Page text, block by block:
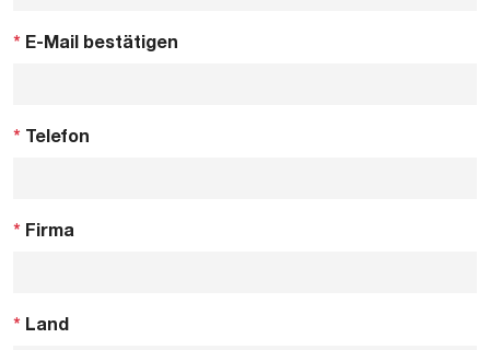
* E-Mail bestätigen
* Telefon
* Firma
* Land